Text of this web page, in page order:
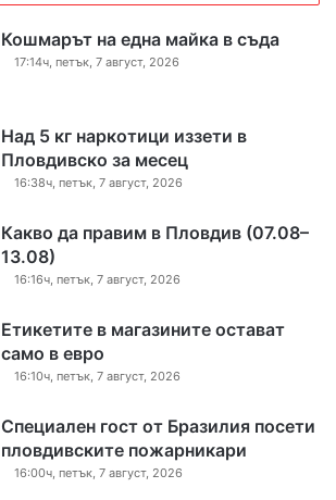
Кошмарът на една майка в съда
17:14ч, петък, 7 август, 2026
Над 5 кг наркотици иззети в
Пловдивско за месец
16:38ч, петък, 7 август, 2026
Какво да правим в Пловдив (07.08–
13.08)
16:16ч, петък, 7 август, 2026
Етикетите в магазините остават
само в евро
16:10ч, петък, 7 август, 2026
Специален гост от Бразилия посети
пловдивските пожарникари
16:00ч, петък, 7 август, 2026